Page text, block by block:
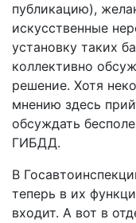
публикацию),
искусственные
установку таких
коллективно
решение. Хотя
мнению здесь
обсуждать
ГИБДД.
В
теперь в их
входит. А вот в